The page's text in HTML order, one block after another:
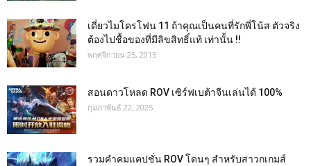
เดี่ยวไมโครโฟน 11 ถ้าคุณเป็นคนที่รักพี่โน้ส ตัวจริง
ต้องไปชื้อของที่มีลิขสิทธิ์แท้ เท่านั้น !!
พฤศจิกายน 25, 2015
สอนดาวโหลด ROV เซิร์ฟเบต้าจีนเล่นได้ 100%
กุมภาพันธ์ 22, 2025
รวมคำคมแคปชั่น ROV โดนๆ สำหรับสาวกเกมส์